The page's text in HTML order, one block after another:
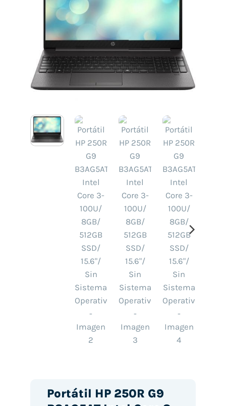
Portátil HP 250R G9